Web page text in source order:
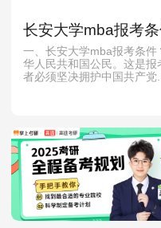
长安大学mba报考
一、长安大学mba报考条
华人民共和国公民。这是
者必须坚决拥护中国共产党...